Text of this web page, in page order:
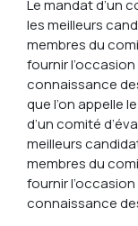
Le mandat d’un
les meilleurs
membres du
fournir
connaissance
que l’on appelle
d’un comité
meilleurs
membres du
fournir
connaissance